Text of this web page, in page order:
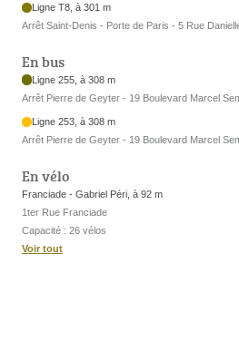
Ligne T8, à 301 m
Arrêt Saint-Denis - Porte de Paris - 5 Rue
En bus
Ligne 255, à 308 m
Arrêt Pierre de Geyter - 19 Boulevard Marcel
Ligne 253, à 308 m
Arrêt Pierre de Geyter - 19 Boulevard Marcel
En vélo
Franciade - Gabriel Péri, à 92 m
1ter Rue Franciade
Capacité : 26 vélos
Voir tout